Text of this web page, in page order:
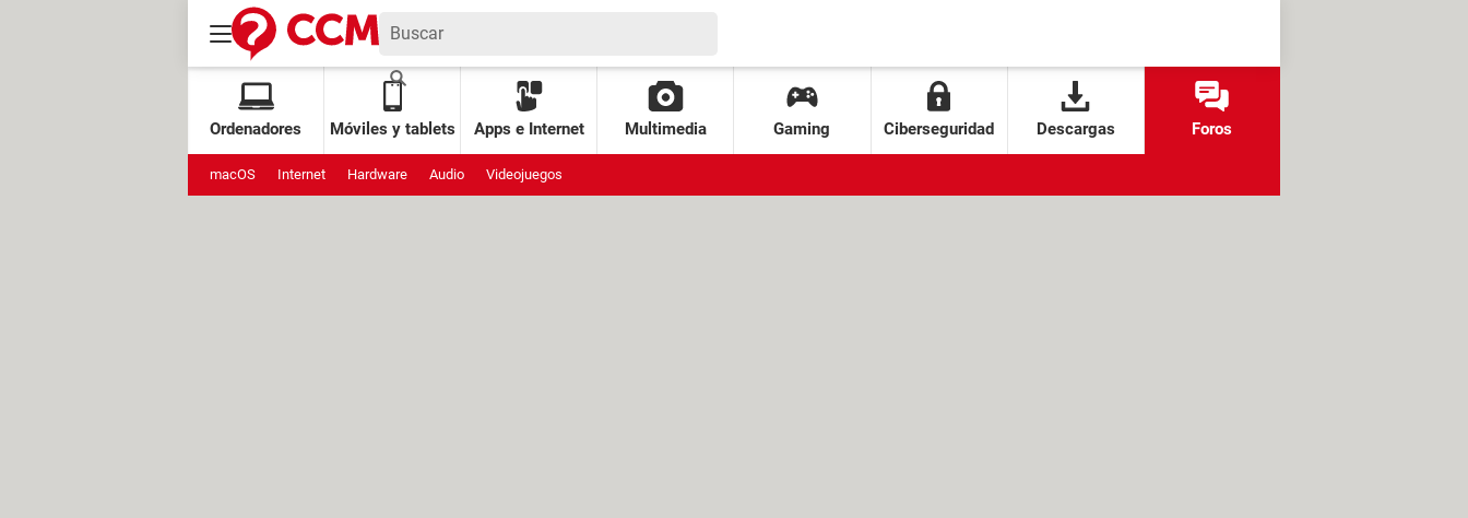
Ordenadores Móviles y tablets Apps e Internet Multimedia Gaming Ciberseguridad Descargas Foros
macOS Internet Hardware Audio Videojuegos